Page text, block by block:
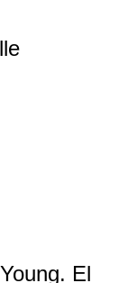
El